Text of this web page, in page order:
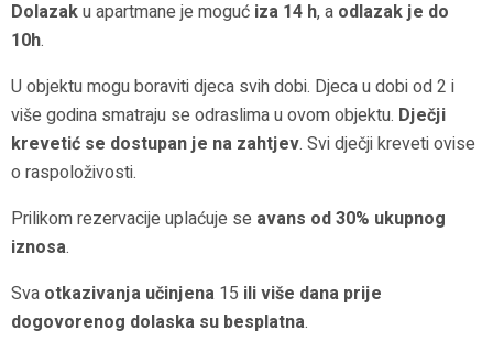
Dolazaku apartmane je moguć iza 14 h, a odlazak je do
10h.
U objektu mogu boraviti djeca svih dobi. Djeca u dobi od 2 i
više godina smatraju se odraslima u ovom objektu. Dječji
krevetić se dostupan je na zahtjev. Svi dječji kreveti ovise
o raspoloživosti.
Prilikom rezervacije uplaćuje se avans od 30% ukupnog
iznosa.
Sva otkazivanja učinjena 15 ili više dana prije
dogovorenog dolaska su besplatna.